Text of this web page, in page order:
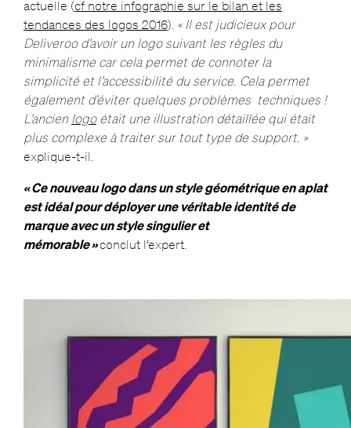
actuelle (cf notre infographie sur le bilan et les
tendances des logos 2016). « Il est judicieux pour
Deliveroo d’avoir un logo suivant les règles du
minimalisme car cela permet de connoter la
simplicité et l’accessibilité du service. Cela permet
également d’éviter quelques problèmes techniques !
L’ancien logoétait une illustration détaillée qui était
plus complexe à traiter sur tout type de support. »
explique-t-il.
« Ce nouveau logo dans un style géométrique en aplat
est idéal pour déployer une véritable identité de
marque avec un style singulier et
mémorable » conclut l’expert.